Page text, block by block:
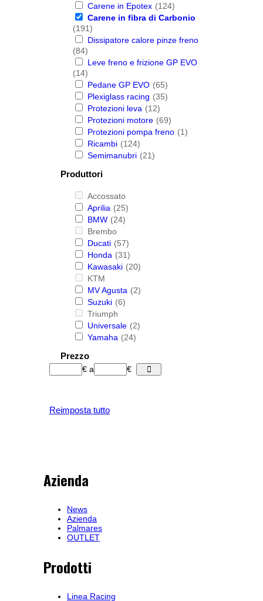
Carene in Epotex (124)
Carene in fibra di Carbonio
(191)
Dissipatore calore pinze freno
(84)
Leve freno e frizione GP EVO
(14)
Pedane GP EVO (65)
Plexiglass racing (35)
Protezioni leva (12)
Protezioni motore (69)
Protezioni pompa freno (1)
Ricambi (124)
Semimanubri (21)
Produttori
Accossato
Aprilia (25)
BMW (24)
Brembo
Ducati (57)
Honda (31)
Kawasaki (20)
KTM
MV Agusta (2)
Suzuki (6)
Triumph
Universale (2)
Yamaha (24)
Prezzo
€a €
Reimposta tutto
Azienda
News
Azienda
Palmares
OUTLET
Prodotti
Linea Racing